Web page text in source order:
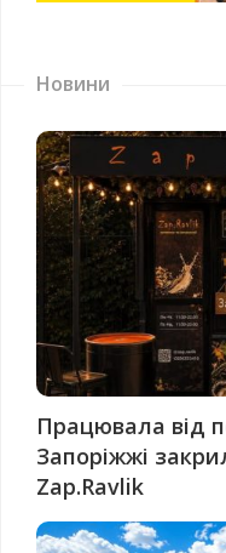
Новини
Працювала від
Запоріжжі
Zap.Ravlik